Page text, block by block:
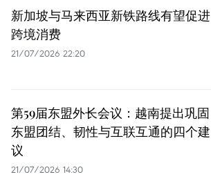
新加坡与马来西亚新铁路线有望促进
跨境消费
21/07/2026 22:20
第59届东盟外长会议：越南提出巩固
东盟团结、韧性与互联互通的四个建
议
21/07/2026 14:30